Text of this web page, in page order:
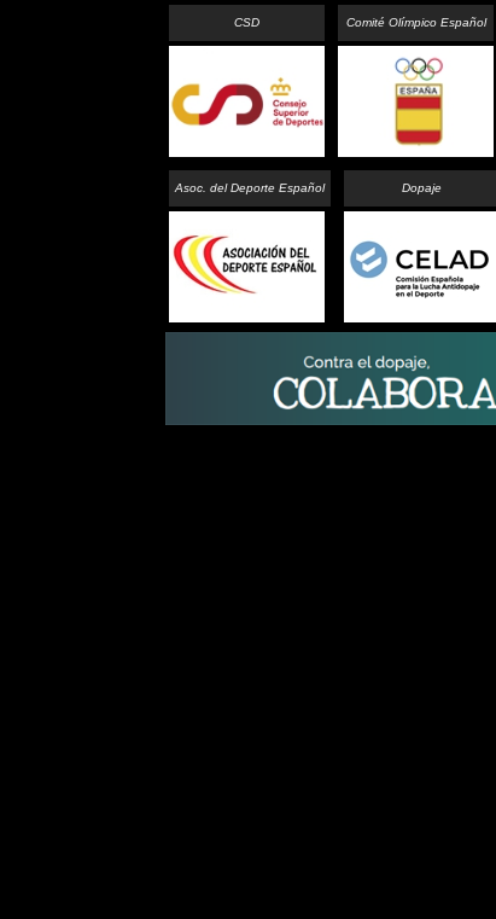
CSD Comité Olímpico Español
Asoc. del Deporte Español Dopaje